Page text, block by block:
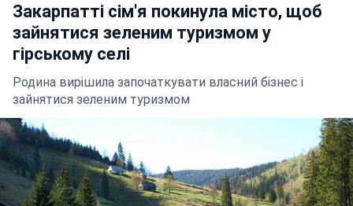
Закарпатті сім'я покинула місто, щоб
зайнятися зеленим туризмом у
гірському селі
Родина вирішила започаткувати власний бізнес і
зайнятися зеленим туризмом